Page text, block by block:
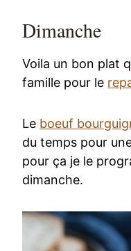
Dimanche
Voila un bon plat
famille pour le
Le boeuf
du temps pour
pour ça je le
dimanche.